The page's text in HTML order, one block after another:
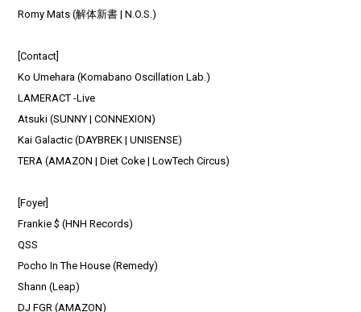
Romy Mats (解体新書 | N.O.S.)
[Contact]
Ko Umehara (Komabano Oscillation Lab.)
LAMERACT -Live
Atsuki (SUNNY | CONNEXION)
Kai Galactic (DAYBREK | UNISENSE)
TERA (AMAZON | Diet Coke | LowTech Circus)
[Foyer]
Frankie $ (HNH Records)
QSS
Pocho In The House (Remedy)
Shann (Leap)
DJ FGR (AMAZON)